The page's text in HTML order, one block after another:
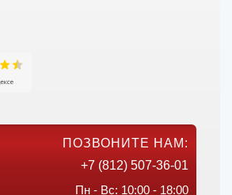
ПОЗВОНИТЕ НАМ:
+7 (812) 507-36-01
Пн - Вс: 10:00 - 18:00